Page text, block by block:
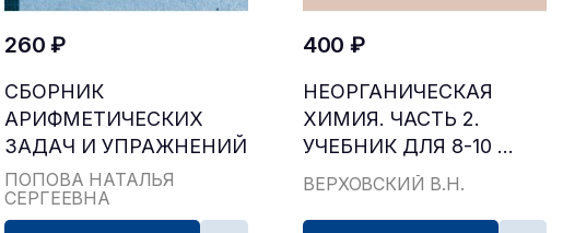
260 ₽
СБОРНИК
АРИФМЕТИЧЕСКИХ
ЗАДАЧ И УПРАЖНЕНИЙ
ДЛЯ НА...
ПОПОВА НАТАЛЬЯ
СЕРГЕЕВНА
400 ₽
НЕОРГАНИЧЕСКАЯ
ХИМИЯ. ЧАСТЬ 2.
УЧЕБНИК ДЛЯ 8-10 ...
ВЕРХОВСКИЙ В.Н.